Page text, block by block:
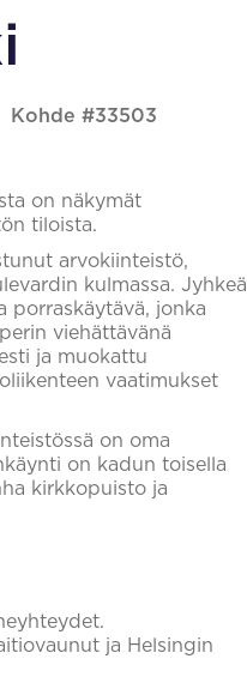
Kohde #33503
on näkymät
tiloista.
arvokiinteistö,
kulmassa. Jyhkeä
porraskäytävä, jonka
viehättävänä
ja muokattu
vaatimukset
on oma
on kadun toisella
kirkkopuisto ja
ja Helsingin